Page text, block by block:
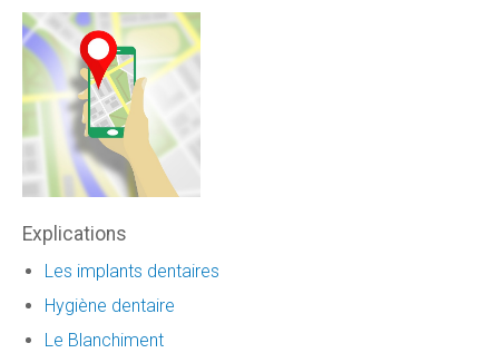
Explications
Les implants dentaires
Hygiène dentaire
Le Blanchiment